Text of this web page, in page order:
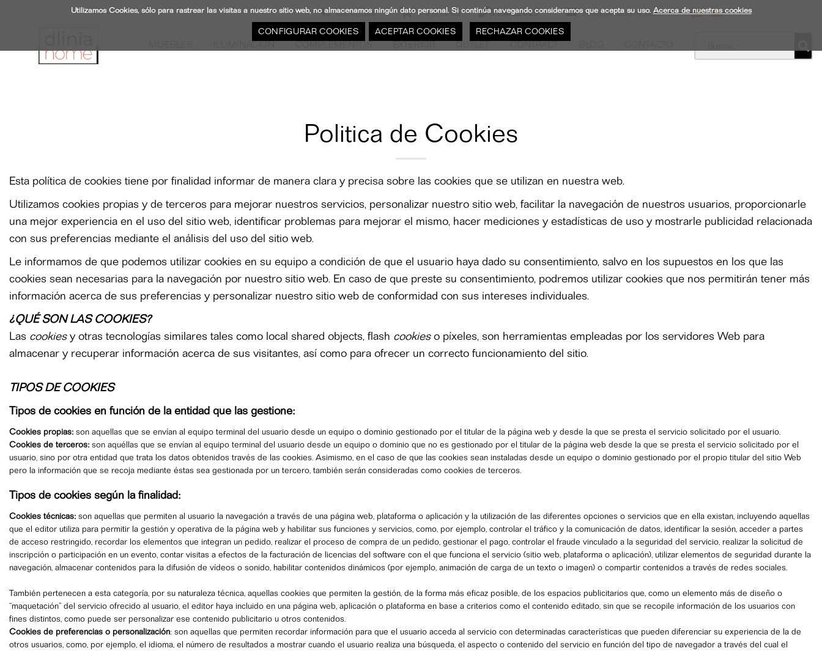
Utilizamos Cookies, sólo para rastrear las visitas a nuestro sitio web, no almacenamos ningún dato personal. Si continúa navegando consideramos que acepta su uso. Acerca de nuestras cookies
CONFIGURAR COOKIES ACEPTAR COOKIES RECHAZAR COOKIES
Identifícate Ir a la cesta 638822629 info@dliniahome.com
Politica de Cookies
Esta política de cookies tiene por finalidad informar de manera clara y precisa sobre las cookies que se utilizan en nuestra web.
Utilizamos cookies propias y de terceros para mejorar nuestros servicios, personalizar nuestro sitio web, facilitar la navegación de nuestros usuarios, proporcionarle
una mejor experiencia en el uso del sitio web, identificar problemas para mejorar el mismo, hacer mediciones y estadísticas de uso y mostrarle publicidad relacionada
con sus preferencias mediante el análisis del uso del sitio web.
Le informamos de que podemos utilizar cookies en su equipo a condición de que el usuario haya dado su consentimiento, salvo en los supuestos en los que las
cookies sean necesarias para la navegación por nuestro sitio web. En caso de que preste su consentimiento, podremos utilizar cookies que nos permitirán tener más
información acerca de sus preferencias y personalizar nuestro sitio web de conformidad con sus intereses individuales.
¿QUÉ SON LAS COOKIES?
Las cookiesy otras tecnologías similares tales como local shared objects, flash cookieso píxeles, son herramientas empleadas por los servidores Web para
almacenar y recuperar información acerca de sus visitantes, así como para ofrecer un correcto funcionamiento del sitio.
TIPOS DE COOKIES
Tipos de cookies en función de la entidad que las gestione:
Cookies propias: son aquellas que se envían al equipo terminal del usuario desde un equipo o dominio gestionado por el titular de la página web y desde la que se presta el servicio solicitado por el usuario.
Cookies de terceros: son aquéllas que se envían al equipo terminal del usuario desde un equipo o dominio que no es gestionado por el titular de la página web desde la que se presta el servicio solicitado por el
usuario, sino por otra entidad que trata los datos obtenidos través de las cookies. Asimismo, en el caso de que las cookies sean instaladas desde un equipo o dominio gestionado por el propio titular del sitio Web
pero la información que se recoja mediante éstas sea gestionada por un tercero, también serán consideradas como cookies de terceros.
Tipos de cookies según la finalidad:
Cookies técnicas: son aquellas que permiten al usuario la navegación a través de una página web, plataforma o aplicación y la utilización de las diferentes opciones o servicios que en ella existan, incluyendo aquellas
que el editor utiliza para permitir la gestión y operativa de la página web y habilitar sus funciones y servicios, como, por ejemplo, controlar el tráfico y la comunicación de datos, identificar la sesión, acceder a partes
de acceso restringido, recordar los elementos que integran un pedido, realizar el proceso de compra de un pedido, gestionar el pago, controlar el fraude vinculado a la seguridad del servicio, realizar la solicitud de
inscripción o participación en un evento, contar visitas a efectos de la facturación de licencias del software con el que funciona el servicio (sitio web, plataforma o aplicación), utilizar elementos de seguridad durante la
navegación, almacenar contenidos para la difusión de vídeos o sonido, habilitar contenidos dinámicos (por ejemplo, animación de carga de un texto o imagen) o compartir contenidos a través de redes sociales.
También pertenecen a esta categoría, por su naturaleza técnica, aquellas cookies que permiten la gestión, de la forma más eficaz posible, de los espacios publicitarios que, como un elemento más de diseño o
“maquetación” del servicio ofrecido al usuario, el editor haya incluido en una página web, aplicación o plataforma en base a criterios como el contenido editado, sin que se recopile información de los usuarios con
fines distintos, como puede ser personalizar ese contenido publicitario u otros contenidos.
Cookies de preferencias o personalización: son aquellas que permiten recordar información para que el usuario acceda al servicio con determinadas características que pueden diferenciar su experiencia de la de
otros usuarios, como, por ejemplo, el idioma, el número de resultados a mostrar cuando el usuario realiza una búsqueda, el aspecto o contenido del servicio en función del tipo de navegador a través del cual el